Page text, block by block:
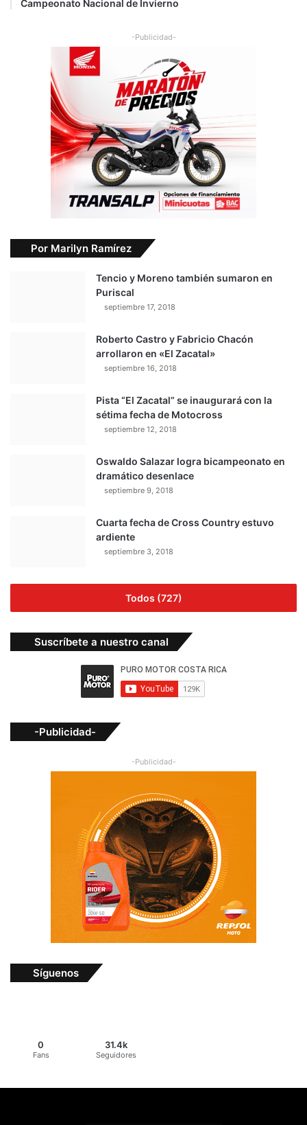
Campeonato Nacional de Invierno
-Publicidad-
Por Marilyn Ramírez
Tencio y Moreno también sumaron en
Puriscal
septiembre 17, 2018
Roberto Castro y Fabricio Chacón
arrollaron en «El Zacatal»
septiembre 16, 2018
Pista “El Zacatal” se inaugurará con la
sétima fecha de Motocross
septiembre 12, 2018
Oswaldo Salazar logra bicampeonato en
dramático desenlace
septiembre 9, 2018
Cuarta fecha de Cross Country estuvo
ardiente
septiembre 3, 2018
Todos (727)
Suscríbete a nuestro canal
-Publicidad-
-Publicidad-
Síguenos
0
Fans
31.4k
Seguidores